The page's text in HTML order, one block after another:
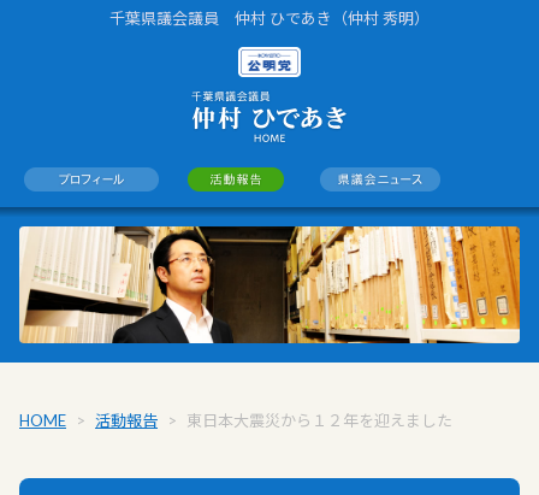
千葉県議会議員 仲村 ひであき（仲村 秀明）
HOME > 活動報告 > 東日本大震災から１２年を迎えました